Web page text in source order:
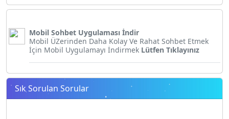
Mobil Sohbet Uygulaması İndir
Mobil ÜZerinden Daha Kolay Ve Rahat Sohbet Etmek
İçin Mobil Uygulamayı İndirmek Lütfen Tıklayınız
Sık Sorulan Sorular